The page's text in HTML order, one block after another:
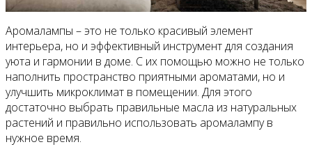
Аромалампы – это не только красивый элемент
интерьера, но и эффективный инструмент для создания
уюта и гармонии в доме. С их помощью можно не только
наполнить пространство приятными ароматами, но и
улучшить микроклимат в помещении. Для этого
достаточно выбрать правильные масла из натуральных
растений и правильно использовать аромалампу в
нужное время.